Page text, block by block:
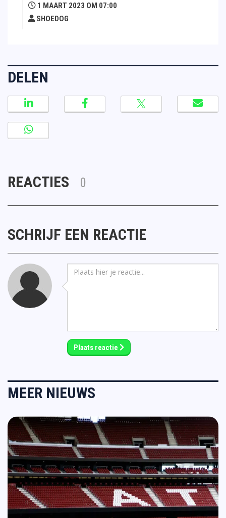
1 MAART 2023 OM 07:00
SHOEDOG
DELEN
REACTIES 0
SCHRIJF EEN REACTIE
Plaats reactie
MEER NIEUWS